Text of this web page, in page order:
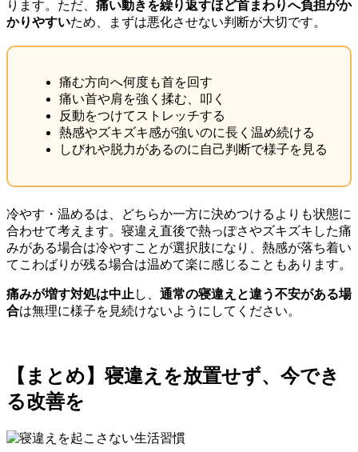
ります。ただ、 痛い動きを繰り返すほど首まわりへ負担がか
かりやすいため、まずは悪化させない判断が大切です。
痛む方向へ何度も首を回す
痛い首や肩を強く揉む、叩く
反動をつけてストレッチする
熱感やズキズキ感が強いのに長く温め続ける
しびれや脱力があるのに自己判断で様子を見る
冷やす・温めるは、どちらか一方に決めつけるよりも状態に
合わせて考えます。寝違え直後で熱っぽさやズキズキした痛
みがある場合は冷やすことが選択肢になり、熱感が落ち着い
てこわばりが残る場合は温めて楽に感じることもあります。
痛みが増す対処は中止 し、 通常の寝違えと違う不安がある場
合は無理に様子を見続けないようにしてください。
【まとめ】寝違えを放置せず、今でき
る改善を